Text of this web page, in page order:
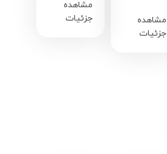
مشاهده
جزئیات
مشاهده
جزئیات